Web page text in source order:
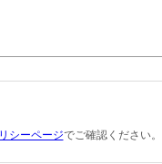
シーページでご確認ください。